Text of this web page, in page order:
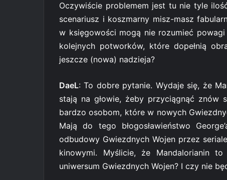
Oczywiście problemem jest tu nie tyle
scenariusz i koszmarny misz-masz
w księgowości mogą nie rozumieć
kolejnych potworków, które dopełnią
jeszcze (nowa) nadzieja?
DaeL: To dobre pytanie. Wydaje się, że
stają na głowie, żeby przyciągnąć znów
bardzo osobom, które w nowych
Mają do tego błogosławieństwo
odbudowy Gwiezdnych Wojen przez
kinowymi. Myślicie, że Mandalorianin
uniwersum Gwiezdnych Wojen? I czy nie